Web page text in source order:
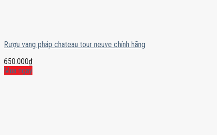
Rượu vang pháp chateau tour neuve chính hãng
650.000₫
Mua ngay